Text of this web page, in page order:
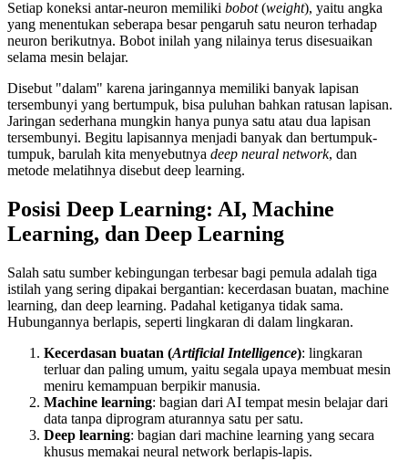
Setiap koneksi antar-neuron memiliki bobot(weight), yaitu angka
yang menentukan seberapa besar pengaruh satu neuron terhadap
neuron berikutnya. Bobot inilah yang nilainya terus disesuaikan
selama mesin belajar.
Disebut "dalam" karena jaringannya memiliki banyak lapisan
tersembunyi yang bertumpuk, bisa puluhan bahkan ratusan lapisan.
Jaringan sederhana mungkin hanya punya satu atau dua lapisan
tersembunyi. Begitu lapisannya menjadi banyak dan bertumpuk-
tumpuk, barulah kita menyebutnya deep neural network, dan
metode melatihnya disebut deep learning.
Posisi Deep Learning: AI, Machine
Learning, dan Deep Learning
Salah satu sumber kebingungan terbesar bagi pemula adalah tiga
istilah yang sering dipakai bergantian: kecerdasan buatan, machine
learning, dan deep learning. Padahal ketiganya tidak sama.
Hubungannya berlapis, seperti lingkaran di dalam lingkaran.
Kecerdasan buatan (Artificial Intelligence): lingkaran
terluar dan paling umum, yaitu segala upaya membuat mesin
meniru kemampuan berpikir manusia.
Machine learning: bagian dari AI tempat mesin belajar dari
data tanpa diprogram aturannya satu per satu.
Deep learning: bagian dari machine learning yang secara
khusus memakai neural network berlapis-lapis.